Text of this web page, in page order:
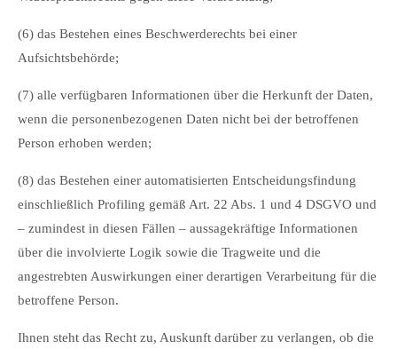
(6) das Bestehen eines Beschwerderechts bei einer
Aufsichtsbehörde;
(7) alle verfügbaren Informationen über die Herkunft der Daten,
wenn die personenbezogenen Daten nicht bei der betroffenen
Person erhoben werden;
(8) das Bestehen einer automatisierten Entscheidungsfindung
einschließlich Profiling gemäß Art. 22 Abs. 1 und 4 DSGVO und
– zumindest in diesen Fällen – aussagekräftige Informationen
über die involvierte Logik sowie die Tragweite und die
angestrebten Auswirkungen einer derartigen Verarbeitung für die
betroffene Person.
Ihnen steht das Recht zu, Auskunft darüber zu verlangen, ob die